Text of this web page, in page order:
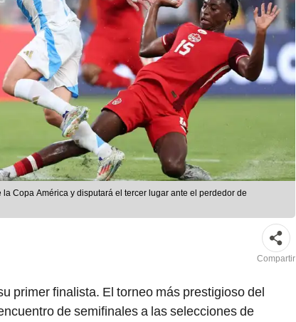
Copa América y disputará el tercer lugar ante el perdedor de
Compartir
primer finalista. El torneo más prestigioso del
de semifinales a las selecciones de